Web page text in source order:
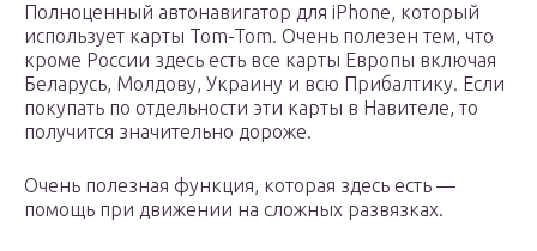
Полноценный автонавигатор для iPhone, который
использует карты Tom-Tom. Очень полезен тем, что
кроме России здесь есть все карты Европы включая
Беларусь, Молдову, Украину и всю Прибалтику. Если
покупать по отдельности эти карты в Навителе, то
получится значительно дороже.
Очень полезная функция, которая здесь есть —
помощь при движении на сложных развязках.